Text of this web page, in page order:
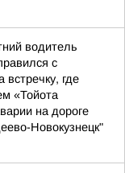
водитель
с
где
«Тойота
на дороге
Новокузнецк"